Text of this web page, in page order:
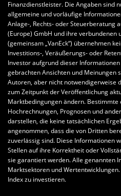
Finanzdienstleister. Die Angaben sind
allgemeine und vorläufige
Anlage-, Rechts- oder Steuerberatung
(Europe) GmbH und ihre verbundenen
(gemeinsam „VanEck“) übernehmen
Investitions-, Veräußerungs- oder
Investor aufgrund dieser
gebrachten Ansichten und Meinungen
Autoren, aber nicht notwendigerweise
zum Zeitpunkt der Veröffentlichung
Marktbedingungen ändern. Bestimmte
Hochrechnungen, Prognosen und
darstellen, die keine tatsächlichen
angenommen, dass die von Dritten
zuverlässig sind. Diese Informationen
Stellen auf ihre Korrektheit oder
sie garantiert werden. Alle genannten
Marktsektoren und
Index zu investieren.